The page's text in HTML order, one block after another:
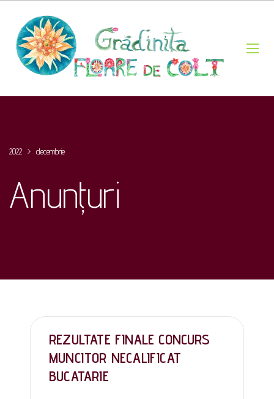
2022 > decembrie
Anunțuri
REZULTATE FINALE CONCURS
MUNCITOR NECALIFICAT
BUCATARIE